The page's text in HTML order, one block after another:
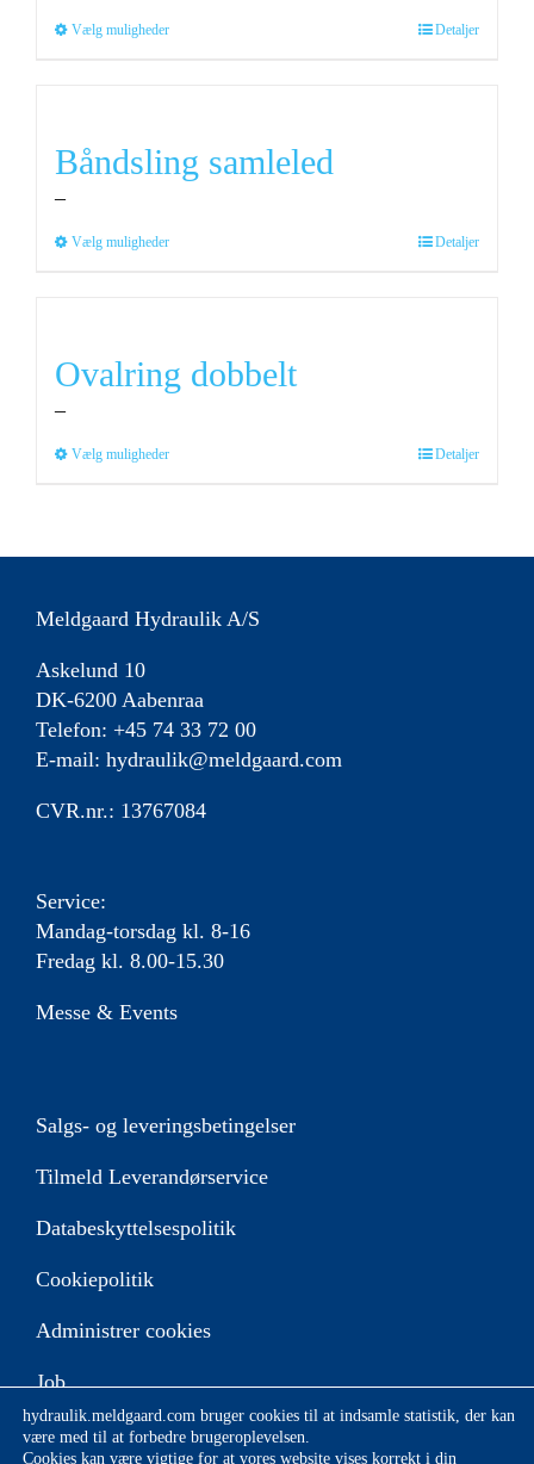
Vælg mulighederDette
varianter.
Mulighederne
vælges
Detaljer
Båndsling samleled
–
Vælg mulighederDette
varianter.
Mulighederne
vælges
Detaljer
Ovalring dobbelt
–
Vælg mulighederDette
Mulighederne
på
varesiden
Detaljer
Meldgaard Hydraulik A/S
Askelund 10
DK-6200 Aabenraa
Telefon: +45 74 33 72 00
E-mail: hydraulik@meldgaard.com
CVR.nr.: 13767084
Service:
Mandag-torsdag kl. 8-16
Fredag kl. 8.00-15.30
Messe & Events
Salgs- og leveringsbetingelser
Tilmeld Leverandørservice
Databeskyttelsespolitik
Cookiepolitik
Administrer cookies
Job
hydraulik.meldgaard.com bruger cookies til at indsamle statistik, der kan
være med til at forbedre brugeroplevelsen.
Cookies kan være vigtige for at vores website vises korrekt i din